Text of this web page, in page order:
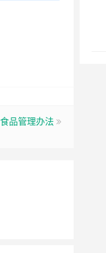
品管理办法